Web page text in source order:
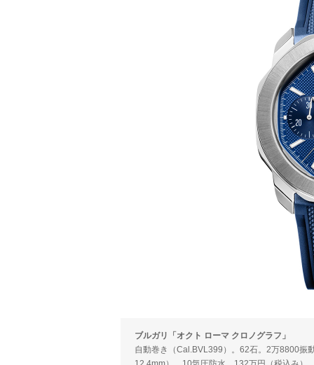
ブルガリ「オクト ローマ クロノグラフ」
自動巻き（Cal.BVL399）。62石。2万8800振